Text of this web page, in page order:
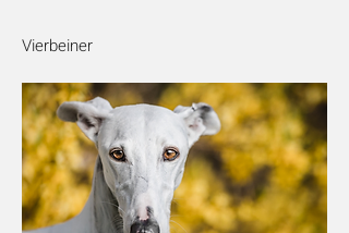
Vierbeiner